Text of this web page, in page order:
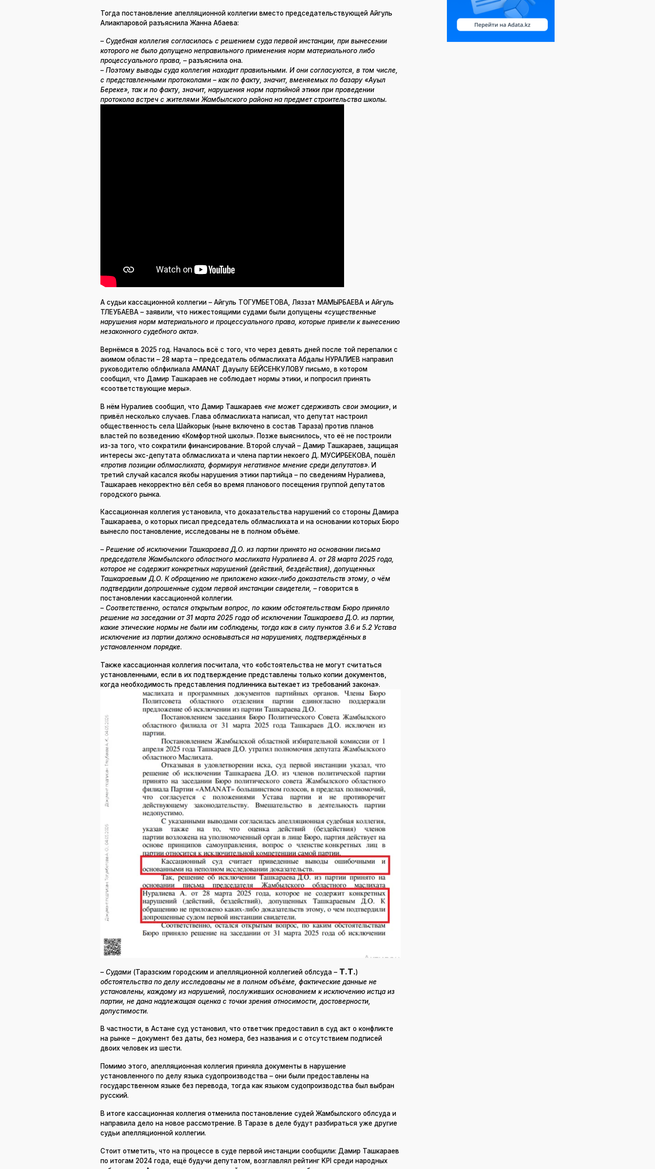
Тогда постановление апелляционной коллегии вместо председательствующей Айгуль
Алиакпаровой разъяснила Жанна Абаева:
– Судебная коллегия согласилась с решением суда первой инстанции, при вынесении
которого не было допущено неправильного применения норм материального либо
процессуального права, – разъяснила она.
– Поэтому выводы суда коллегия находит правильными. И они согласуются, в том числе,
с представленными протоколами – как по факту, значит, вменяемых по базару «Ауыл
Береке», так и по факту, значит, нарушения норм партийной этики при проведении
протокола встреч с жителями Жамбылского района на предмет строительства школы.
А судьи кассационной коллегии – Айгуль ТОГУМБЕТОВА, Ляззат МАМЫРБАЕВА и Айгуль
ТЛЕУБАЕВА – заявили, что нижестоящими судами были допущены «существенные
нарушения норм материального и процессуального права, которые привели к вынесению
незаконного судебного акта».
Вернёмся в 2025 год. Началось всё с того, что через девять дней после той перепалки с
акимом области – 28 марта – председатель облмаслихата Абдалы НУРАЛИЕВ направил
руководителю облфилиала AMANAT Дауылу БЕЙСЕНКУЛОВУ письмо, в котором
сообщил, что Дамир Ташкараев не соблюдает нормы этики, и попросил принять
«соответствующие меры».
В нём Нуралиев сообщил, что Дамир Ташкараев «не может сдерживать свои эмоции», и
привёл несколько случаев. Глава облмаслихата написал, что депутат настроил
общественность села Шайкорык (ныне включено в состав Тараза) против планов
властей по возведению «Комфортной школы». Позже выяснилось, что её не построили
из-за того, что сократили финансирование. Второй случай – Дамир Ташкараев, защищая
интересы экс-депутата облмаслихата и члена партии некоего Д. МУСИРБЕКОВА, пошёл
«против позиции облмаслихата, формируя негативное мнение среди депутатов». И
третий случай касался якобы нарушения этики партийца – по сведениям Нуралиева,
Ташкараев некорректно вёл себя во время планового посещения группой депутатов
городского рынка.
Кассационная коллегия установила, что доказательства нарушений со стороны Дамира
Ташкараева, о которых писал председатель облмаслихата и на основании которых Бюро
вынесло постановление, исследованы не в полном объёме.
– Решение об исключении Ташкараева Д.О. из партии принято на основании письма
председателя Жамбылского областного маслихата Нуралиева А. от 28 марта 2025 года,
которое не содержит конкретных нарушений (действий, бездействия), допущенных
Ташкараевым Д.О. К обращению не приложено каких-либо доказательств этому, о чём
подтвердили допрошенные судом первой инстанции свидетели, – говорится в
постановлении кассационной коллегии.
– Соответственно, остался открытым вопрос, по каким обстоятельствам Бюро приняло
решение на заседании от 31 марта 2025 года об исключении Ташкараева Д.О. из партии,
какие этические нормы не были им соблюдены, тогда как в силу пунктов 3.6 и 5.2 Устава
исключение из партии должно основываться на нарушениях, подтверждённых в
установленном порядке.
Также кассационная коллегия посчитала, что «обстоятельства не могут считаться
установленными, если в их подтверждение представлены только копии документов,
когда необходимость представления подлинника вытекает из требований закона».
– Судами (Таразским городским и апелляционной коллегией облсуда – Т.Т.)
обстоятельства по делу исследованы не в полном объёме, фактические данные не
установлены, каждому из нарушений, послуживших основанием к исключению истца из
партии, не дана надлежащая оценка с точки зрения относимости, достоверности,
допустимости.
В частности, в Астане суд установил, что ответчик предоставил в суд акт о конфликте
на рынке – документ без даты, без номера, без названия и с отсутствием подписей
двоих человек из шести.
Помимо этого, апелляционная коллегия приняла документы в нарушение
установленного по делу языка судопроизводства – они были предоставлены на
государственном языке без перевода, тогда как языком судопроизводства был выбран
русский.
В итоге кассационная коллегия отменила постановление судей Жамбылского облсуда и
направила дело на новое рассмотрение. В Таразе в деле будут разбираться уже другие
судьи апелляционной коллегии.
Стоит отметить, что на процессе в суде первой инстанции сообщили: Дамир Ташкараев
по итогам 2024 года, ещё будучи депутатом, возглавлял рейтинг KPI среди народных